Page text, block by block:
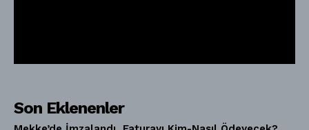
Son Eklenenler